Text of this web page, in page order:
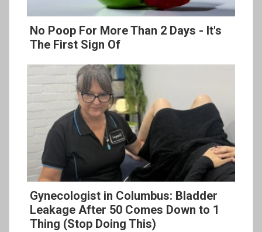
No Poop For More Than 2 Days - It's
The First Sign Of
Gynecologist in Columbus: Bladder
Leakage After 50 Comes Down to 1
Thing (Stop Doing This)